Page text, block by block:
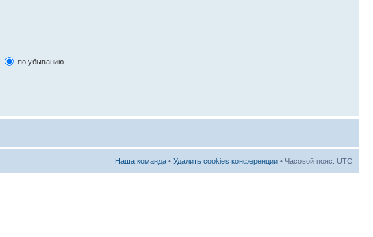
по убыванию
Наша команда • Удалить cookies конференции • Часовой пояс: UTC